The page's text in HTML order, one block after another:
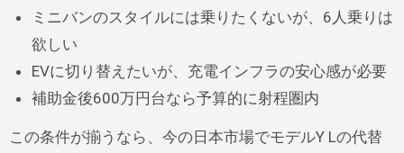
ミニバンのスタイルには乗りたくないが、6人乗りは
欲しい
EVに切り替えたいが、充電インフラの安心感が必要
補助金後600万円台なら予算的に射程圏内
この条件が揃うなら、今の日本市場でモデルY Lの代替